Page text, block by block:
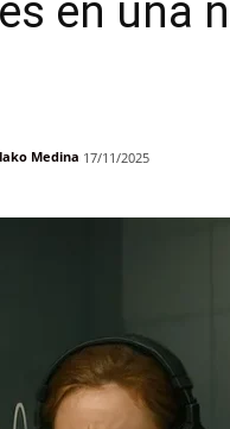
en una
Medina 17/11/2025